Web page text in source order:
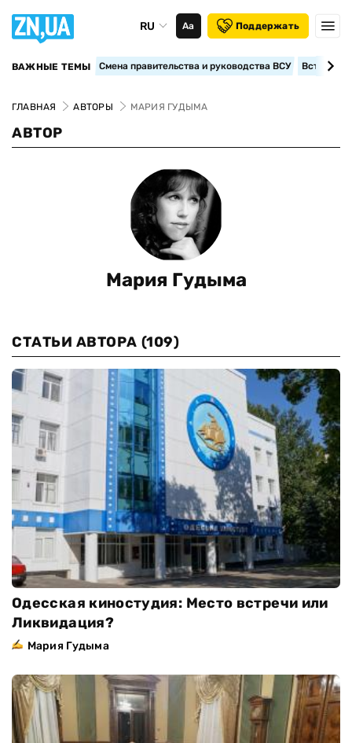
RU Аа Поддержать
ВАЖНЫЕ ТЕМЫ Смена правительства и руководства ВСУ
ГЛАВНАЯ АВТОРЫ МАРИЯ ГУДЫМА
АВТОР
Мария Гудыма
СТАТЬИ АВТОРА (109)
Одесская киностудия: Место встречи или
Ликвидация?
Мария Гудыма